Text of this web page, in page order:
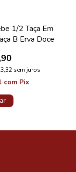
1/2 Taça Em
B Erva Doce
sem juros
com Pix